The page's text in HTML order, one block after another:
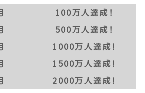
100万人達成！
500万人達成！
1000万人達成！
1500万人達成！
2000万人達成！